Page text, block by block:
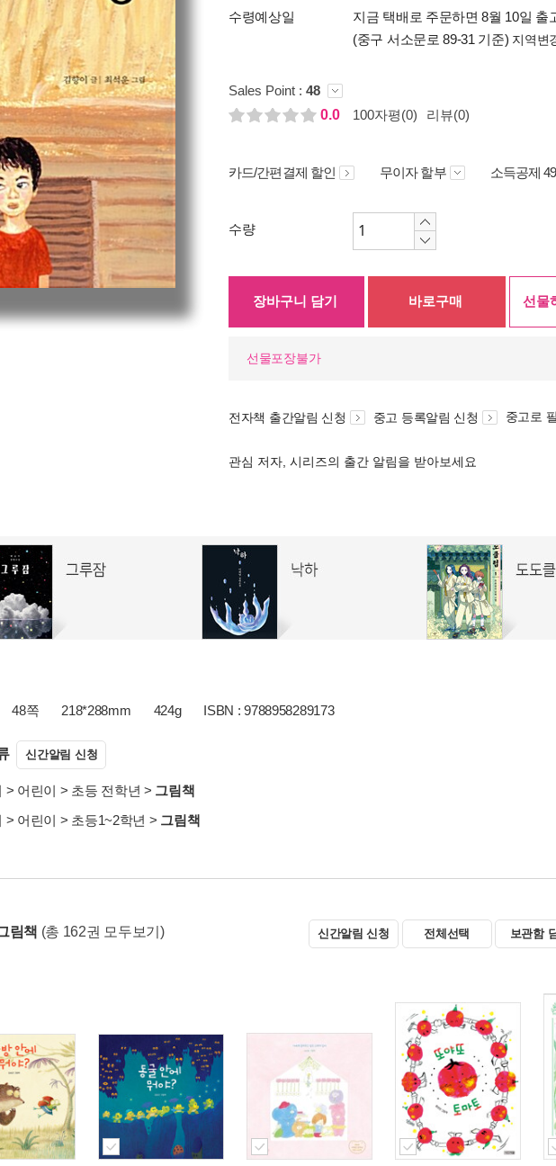
수령예상일
지금 택배로 주문하면 8월 10일 출
(중구 서소문로 89-31 기준) 지역변
Sales Point : 48
0.0
100자평(0) 리뷰(0)
카드/간편결제 할인 무이자 할부 소득공제
수량
장바구니 담기 바로구매 선물
선물포장불가
전자책 출간알림 신청 중고 등록알림 신청 중고로
관심 저자, 시리즈의 출간 알림을 받아보세요
48쪽 218*288mm 424g ISBN : 9788958289173
신간알림 신청
> 어린이 > 초등 전학년 > 그림책
> 어린이 > 초등1~2학년 > 그림책
림책 (총 162권 모두보기) 신간알림 신청 전체선택 보관함